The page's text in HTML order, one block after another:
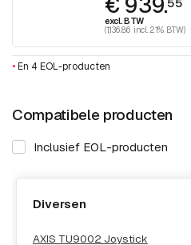
excl. BTW
(1,136.86 incl. 21% BTW)
• En 4 EOL-producten
Compatibele producten
Inclusief EOL-producten
Diversen
AXIS TU9002 Joystick